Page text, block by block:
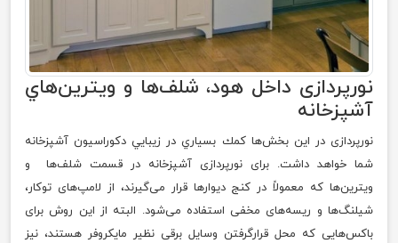
نورپردازی داخل هود، شلف‌ها و ویترین‌هاي
آشپزخانه
نورپردازی در اين بخش‌ها كمك بسياري در زيبايي دكوراسيون آشپزخانه
شما خواهد داشت. برای نورپردازی آشپزخانه در قسمت شلف‌ها و
ویترین‌ها که معمولاً در کنج دیوار‌ها قرار می‌گیرند، از لامپ‌های توکار،
شیلنگ‌ها و ریسه‌های مخفی استفاده می‌شود. البته از این روش برای
باکس‌هایی که محل قرارگرفتن وسایل برقی نظیر مایکروفر هستند، نیز